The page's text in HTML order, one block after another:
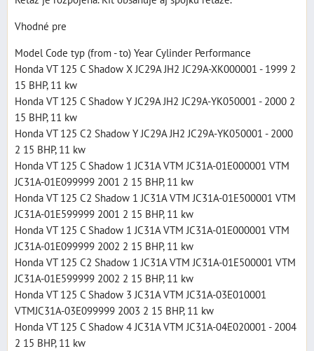
Vhodné pre
Model Code typ (from - to) Year Cylinder Performance
Honda VT 125 C Shadow X JC29A JH2 JC29A-XK000001 - 1999 2
15 BHP, 11 kw
Honda VT 125 C Shadow Y JC29A JH2 JC29A-YK050001 - 2000 2
15 BHP, 11 kw
Honda VT 125 C2 Shadow Y JC29A JH2 JC29A-YK050001 - 2000
2 15 BHP, 11 kw
Honda VT 125 C Shadow 1 JC31A VTM JC31A-01E000001 VTM
JC31A-01E099999 2001 2 15 BHP, 11 kw
Honda VT 125 C2 Shadow 1 JC31A VTM JC31A-01E500001 VTM
JC31A-01E599999 2001 2 15 BHP, 11 kw
Honda VT 125 C Shadow 1 JC31A VTM JC31A-01E000001 VTM
JC31A-01E099999 2002 2 15 BHP, 11 kw
Honda VT 125 C2 Shadow 1 JC31A VTM JC31A-01E500001 VTM
JC31A-01E599999 2002 2 15 BHP, 11 kw
Honda VT 125 C Shadow 3 JC31A VTM JC31A-03E010001
VTMJC31A-03E099999 2003 2 15 BHP, 11 kw
Honda VT 125 C Shadow 4 JC31A VTM JC31A-04E020001 - 2004
2 15 BHP, 11 kw